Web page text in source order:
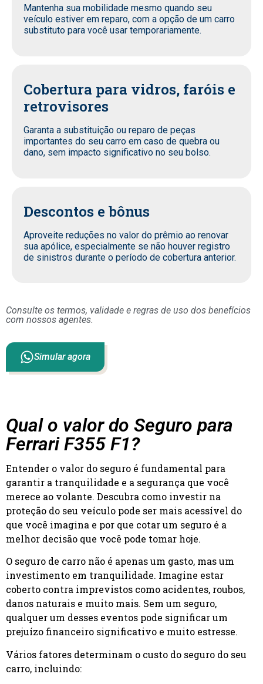
Mantenha sua mobilidade mesmo quando seu
veículo estiver em reparo, com a opção de um carro
substituto para você usar temporariamente.
Cobertura para vidros, faróis e
retrovisores
Garanta a substituição ou reparo de peças
importantes do seu carro em caso de quebra ou
dano, sem impacto significativo no seu bolso.
Descontos e bônus
Aproveite reduções no valor do prêmio ao renovar
sua apólice, especialmente se não houver registro
de sinistros durante o período de cobertura anterior.
Consulte os termos, validade e regras de uso dos benefícios
com nossos agentes.
Simular agora
Qual o valor do Seguro para
Ferrari F355 F1?
Entender o valor do seguro é fundamental para
garantir a tranquilidade e a segurança que você
merece ao volante. Descubra como investir na
proteção do seu veículo pode ser mais acessível do
que você imagina e por que cotar um seguro é a
melhor decisão que você pode tomar hoje.
O seguro de carro não é apenas um gasto, mas um
investimento em tranquilidade. Imagine estar
coberto contra imprevistos como acidentes, roubos,
danos naturais e muito mais. Sem um seguro,
qualquer um desses eventos pode significar um
prejuízo financeiro significativo e muito estresse.
Vários fatores determinam o custo do seguro do seu
carro, incluindo: